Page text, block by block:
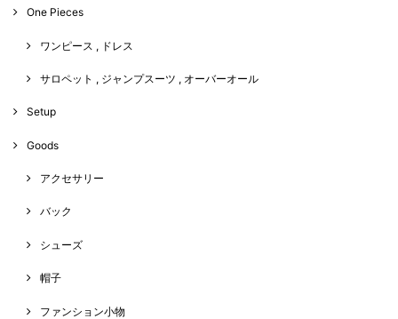
One Pieces
ワンピース , ドレス
サロペット , ジャンプスーツ , オーバーオール
Setup
Goods
アクセサリー
バック
シューズ
帽子
ファンション小物